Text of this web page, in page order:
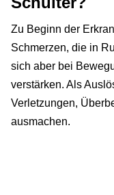
Zu Beginn der
Schmerzen, die in
sich aber bei
verstärken. Als
Verletzungen,
ausmachen.